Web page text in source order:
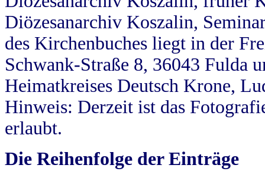
Diözesanarchiv Koszalin,
des Kirchenbuches liegt in der
Schwank-Straße 8, 36043 Fulda
Heimatkreises Deutsch Krone,
Hinweis: Derzeit ist das
erlaubt.
Die Reihenfolge der Einträge